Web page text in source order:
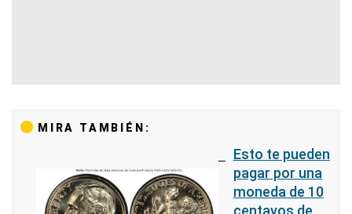
MIRA TAMBIÉN:
Esto te pueden
pagar por una
moneda de 10
centavos de